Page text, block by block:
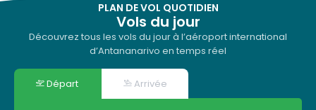
PLAN DE VOL QUOTIDIEN
Vols du jour
Découvrez tous les vols du jour à l’aéroport international
d’Antananarivo en temps réel
Départ Arrivée